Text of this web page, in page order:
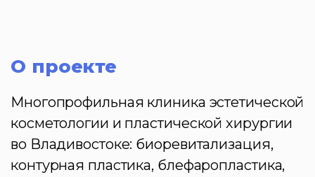
О проекте
Многопрофильная клиника эстетической
косметологии и пластической хирургии
во Владивостоке: биоревитализация,
контурная пластика, блефаропластика,